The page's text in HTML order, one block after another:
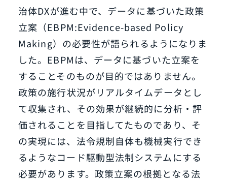
治体DXが進む中で、データに基づいた政策
立案（EBPM:Evidence-based Policy
Making）の必要性が語られるようになりま
した。EBPMは、データに基づいた立案を
することそのものが目的ではありません。
政策の施行状況がリアルタイムデータとし
て収集され、その効果が継続的に分析・評
価されることを目指してたものであり、そ
の実現には、法令規制自体も機械実行でき
るようなコード駆動型法制システムにする
必要があります。政策立案の根拠となる法